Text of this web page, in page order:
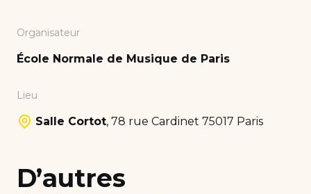
Organisateur
École Normale de Musique de Paris
Lieu
Salle Cortot, 78 rue Cardinet 75017 Paris
D’autres